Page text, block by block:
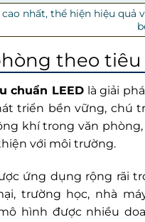
cao nhất, thể hiện hiệu
theo tiêu
chuẩn LEEDlà giải
triển bền vững, chú
khí trong văn
với môi trường.
ứng dụng rộng rãi
trường học, nhà
hình được nhiều